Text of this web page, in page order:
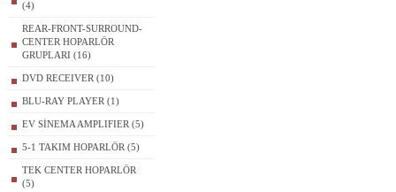
(4)
REAR-FRONT-SURROUND-
CENTER HOPARLÖR
GRUPLARI (16)
DVD RECEIVER (10)
BLU-RAY PLAYER (1)
EV SİNEMA AMPLIFIER (5)
5-1 TAKIM HOPARLÖR (5)
TEK CENTER HOPARLÖR
(5)